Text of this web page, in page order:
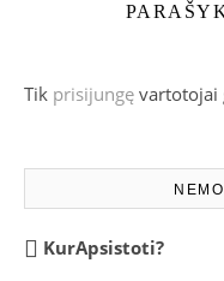
Tik prisijungę vartotojai
KurApsistoti?